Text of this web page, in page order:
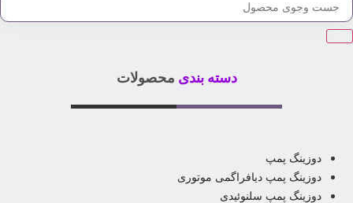
دسته بندی محصولات
دوزینگ پمپ
دوزینگ پمپ دیافراگمی موتوری
دوزینگ پمپ سلنوئیدی